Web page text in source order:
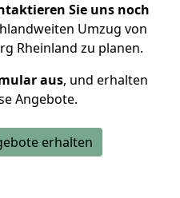
Sie uns noch
Umzug von
Rheinland zu planen.
aus, und erhalten
Angebote.
erhalten